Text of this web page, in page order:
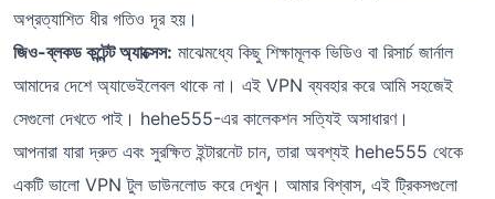
অপ্রত্যাশিত ধীর গতিও দূর হয়।
জিও-ব্লকড কন্টেন্ট অ্যাক্সেস: মাঝেমধ্যে কিছু শিক্ষামূলক ভিডিও বা রিসার্চ জার্নাল
আমাদের দেশে অ্যাভেইলেবল থাকে না। এই VPN ব্যবহার করে আমি সহজেই
সেগুলো দেখতে পাই। hehe555-এর কালেকশন সত্যিই অসাধারণ।
আপনারা যারা দ্রুত এবং সুরক্ষিত ইন্টারনেট চান, তারা অবশ্যই hehe555 থেকে
একটি ভালো VPN টুল ডাউনলোড করে দেখুন। আমার বিশ্বাস, এই ট্রিকসগুলো